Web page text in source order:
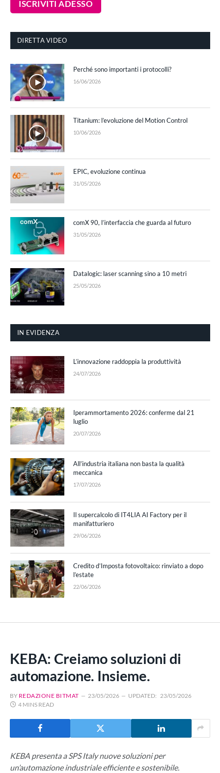
DIRETTA VIDEO
Perché sono importanti i protocolli?
16/06/2026
Titanium: l’evoluzione del Motion Control
10/06/2026
EPIC, evoluzione continua
31/05/2026
comX 90, l’interfaccia che guarda al futuro
31/05/2026
Datalogic: laser scanning sino a 10 metri
25/05/2026
IN EVIDENZA
L’innovazione raddoppia la produttività
24/07/2026
Iperammortamento 2026: conferme dal 21
luglio
20/07/2026
All’industria italiana non basta la qualità
meccanica
17/07/2026
Il supercalcolo di IT4LIA AI Factory per il
manifatturiero
29/06/2026
Credito d’Imposta fotovoltaico: rinviato a dopo
l’estate
22/06/2026
KEBA: Creiamo soluzioni di
automazione. Insieme.
BY REDAZIONE BITMAT 23/05/2026 UPDATED: 23/05/2026
4 MINS READ
KEBA presenta a SPS Italy nuove soluzioni per
un’automazione industriale efficiente e sostenibile.